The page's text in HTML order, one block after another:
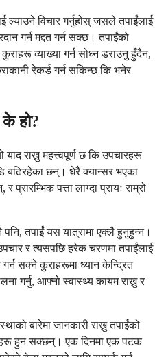
ल्याउने विचार गर्नुहोस् जसले तपाईंलाई
गर्न मद्दत गर्न सक्छ। तपाईंको
व्याख्या गर्न सोध्न डराउनु हुँदैन,
रेकर्ड गर्न सकिन्छ कि भनेर
के हो?
राख्नु महत्त्वपूर्ण छ कि उपचारहरू
बढिरहेका छन्। धेरै क्यान्सर भएका
प्रारम्भिक पत्ता लाग्दा प्रायः राम्रो
तपाईं यस यात्रामा एक्लै हुनुहुन्न।
र त्यसपछि हरेक चरणमा तपाईंलाई
गर्न सक्ने कुराहरूमा ध्यान केन्द्रित
गर्नु, आफ्नो स्वास्थ्य कायम राख्नु र
बारेमा जानकारी राख्नु तपाईंको
हुन सक्छन्। एक दिनमा एक पटक